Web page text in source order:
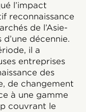
l’impact
reconnaissance
de l’Asie-
décennie.
il a
entreprises
des
de changement
à une gamme
couvrant le